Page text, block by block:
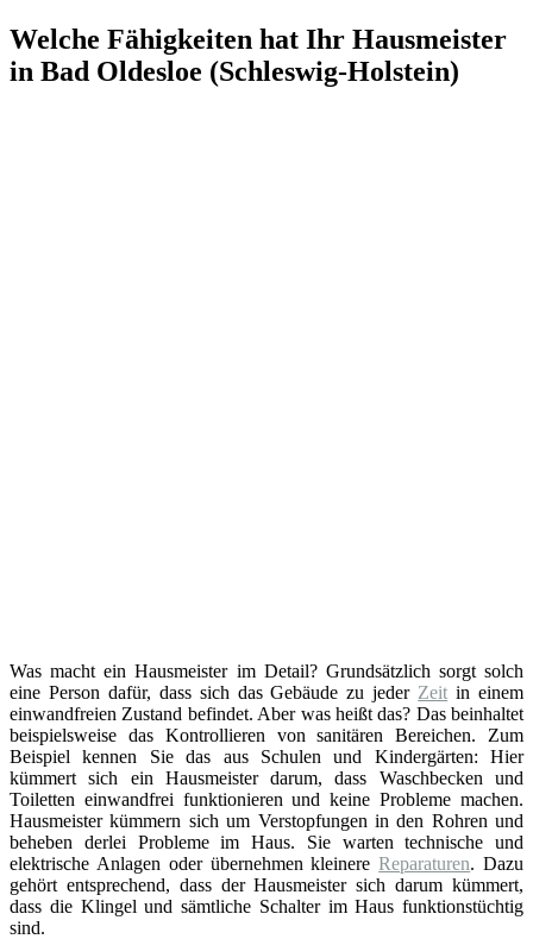
Welche Fähigkeiten hat Ihr Hausmeister
in Bad Oldesloe (Schleswig-Holstein)
Was macht ein Hausmeister im Detail? Grundsätzlich sorgt solch
eine Person dafür, dass sich das Gebäude zu jeder Zeit in einem
einwandfreien Zustand befindet. Aber was heißt das? Das beinhaltet
beispielsweise das Kontrollieren von sanitären Bereichen. Zum
Beispiel kennen Sie das aus Schulen und Kindergärten: Hier
kümmert sich ein Hausmeister darum, dass Waschbecken und
Toiletten einwandfrei funktionieren und keine Probleme machen.
Hausmeister kümmern sich um Verstopfungen in den Rohren und
beheben derlei Probleme im Haus. Sie warten technische und
elektrische Anlagen oder übernehmen kleinereReparaturen. Dazu
gehört entsprechend, dass der Hausmeister sich darum kümmert,
dass die Klingel und sämtliche Schalter im Haus funktionstüchtig
sind.